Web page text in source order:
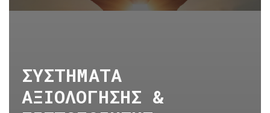
ΣΥΣΤΗΜΑΤΑ
ΑΞΙΟΛΟΓΗΣΗΣ &